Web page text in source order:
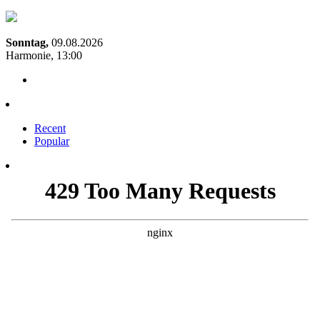
Sonntag, 09.08.2026
Harmonie, 13:00
Recent
Popular